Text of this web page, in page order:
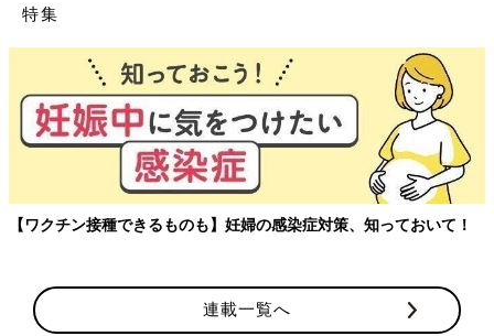
特集
【ワクチン接種できるものも】妊婦の感染症対策、知っておいて！
連載一覧へ